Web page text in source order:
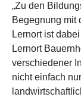
„Zu den
Begegnung mit
Lernort ist
Lernort
verschiedener
nicht einfach